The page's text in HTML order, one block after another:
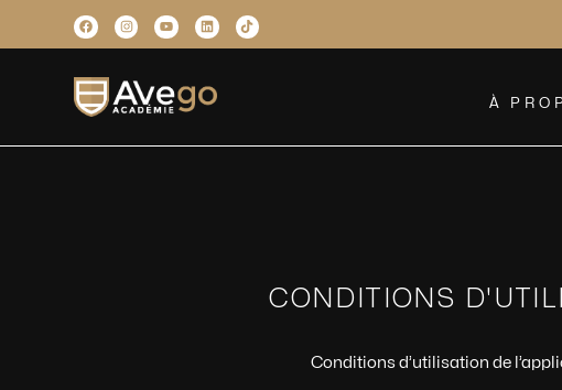
À
CONDITIONS
Conditions d’utilisation de